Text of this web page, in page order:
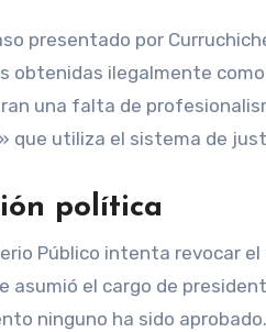
presentado por
obtenidas ilegalmente
una falta de
que utiliza el sistema de
política
Público intenta revocar
el cargo de
ninguno ha sido aprobado.